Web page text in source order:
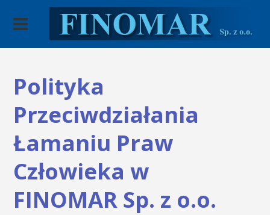
Polityka
Przeciwdziałania
Łamaniu Praw
Człowieka w
FINOMAR Sp. z o.o.